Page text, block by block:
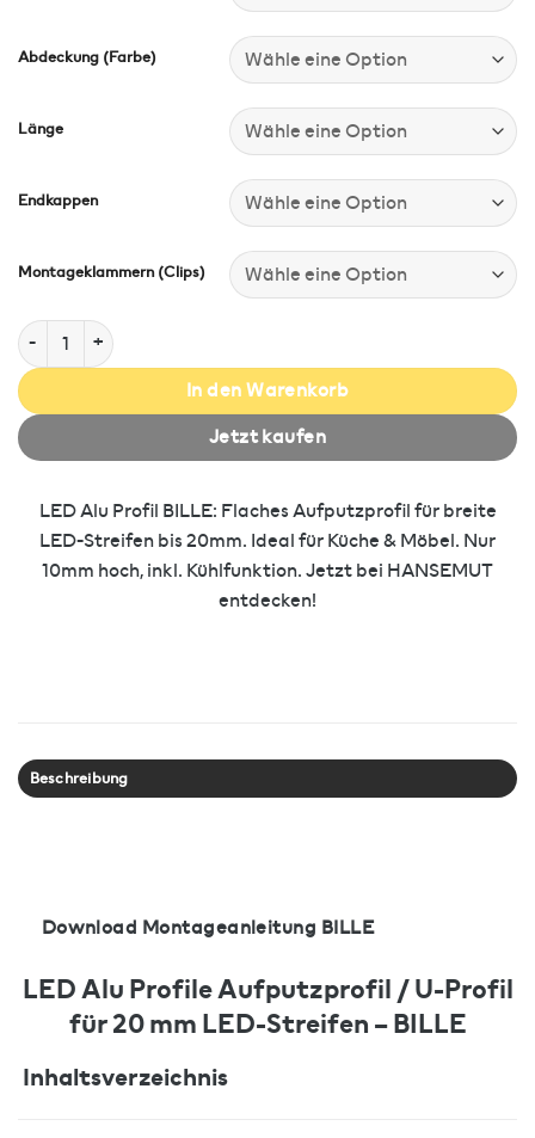
Abdeckung (Farbe)
Länge
Endkappen
Montageklammern (Clips)
LED Alu Profile Aufputzprofil / U-Profil für 20 mm LED-Streifen -
In den Warenkorb
Jetzt kaufen
LED Alu Profil BILLE: Flaches Aufputzprofil für breite
LED-Streifen bis 20mm. Ideal für Küche & Möbel. Nur
10mm hoch, inkl. Kühlfunktion. Jetzt bei HANSEMUT
entdecken!
Beschreibung
Download Montageanleitung BILLE
LED Alu Profile Aufputzprofil / U-Profil
für 20 mm LED-Streifen – BILLE
Inhaltsverzeichnis